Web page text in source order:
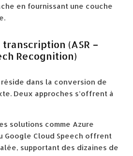
en fournissant une couche
transcription (ASR –
Recognition)
dans la conversion de
Deux approches s’offrent à
solutions comme Azure
Google Cloud Speech offrent
supportant des dizaines de